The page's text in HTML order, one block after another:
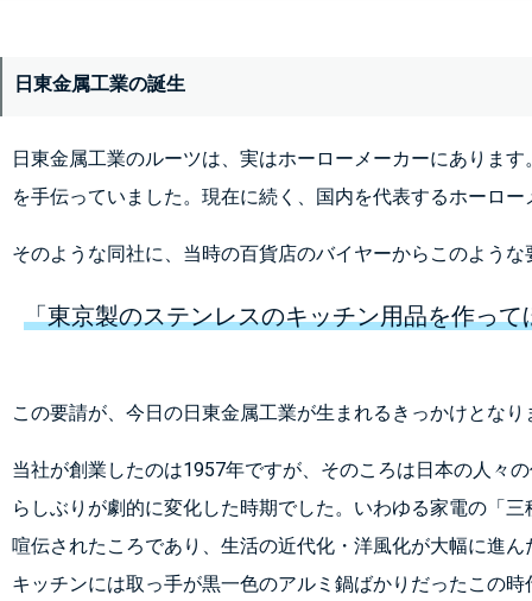
日東金属工業の誕生
日東金属工業のルーツは、実はホーローメーカーにありま
を手伝っていました。現在に続く、国内を代表するホーロ
そのような同社に、当時の百貨店のバイヤーからこのよう
「東京製のステンレスのキッチン用品を作って
この要請が、今日の日東金属工業が生まれるきっかけとなり
当社が創業したのは1957年ですが、そのころは日本の人々
らしぶりが劇的に変化した時期でした。いわゆる家電の「三
喧伝されたころであり、生活の近代化・洋風化が大幅に進ん
キッチンには取っ手が黒一色のアルミ鍋ばかりだったこの時